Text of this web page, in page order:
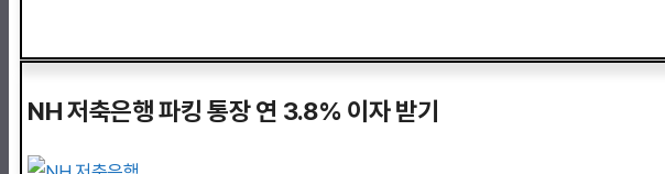
NH 저축은행 파킹 통장 연 3.8% 이자 받기